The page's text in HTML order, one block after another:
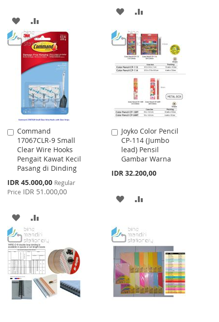
ADD
TO
WISH
LIST
TO
COMPARE
ADD
WISH
LIST
COMPARE
Command
17067CLR-9 Small
Clear Wire Hooks
Pengait Kawat Kecil
Pasang di Dinding
Special
Price
IDR 45.000,00 Regular
Price IDR 51.000,00
Add
to
Cart
ADD
TO
WISH
LIST
TO
COMPARE
Joyko Color Pencil
CP-114 (Jumbo
lead) Pensil
Gambar Warna
IDR 32.200,00
Add
to
Cart
ADD
WISH
LIST
COMPARE